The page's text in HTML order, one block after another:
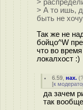
>
> А то ишь,
быть не
Так же не
бойцо^W
что во
локалхост :)
6.59 ,нах. (
[к
да зачем
так